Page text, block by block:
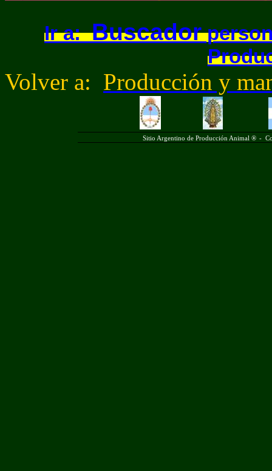
Ir a: Buscador
Volver a: Producción y
Sitio Argentino de Producción Animal ® -